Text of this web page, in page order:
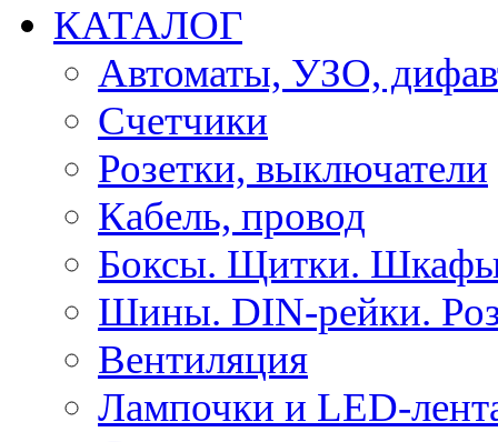
КАТАЛОГ
Автоматы, УЗО,
Счетчики
Розетки, выключатели
Кабель, провод
Боксы. Щитки.
Шины. DIN-рейки.
Вентиляция
Лампочки и LED-